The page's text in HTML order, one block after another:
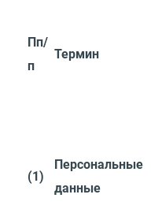
Пп/
п
Термин
(1)
Персональные
данные